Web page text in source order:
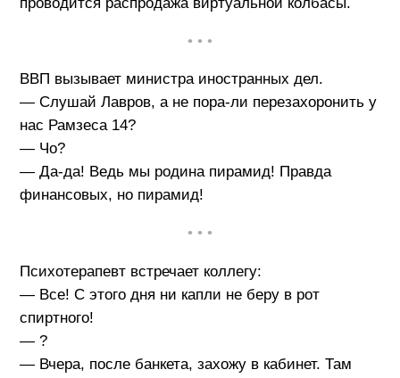
• • •
ВВП вызывает министра иностранных дел.
— Слушай Лавров, а не пора-ли перезахоронить у
нас Рамзеса 14?
— Чо?
— Да-да! Ведь мы родина пирамид! Правда
финансовых, но пирамид!
• • •
Психотерапевт встречает коллегу:
— Все! С этого дня ни капли не беру в рот
спиртного!
— ?
— Вчера, после банкета, захожу в кабинет. Там